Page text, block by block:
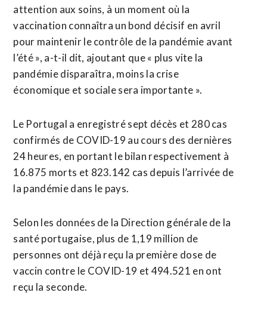
attention aux soins, à un moment où la
vaccination connaîtra un bond décisif en avril
pour maintenir le contrôle de la pandémie avant
l’été », a-t-il dit, ajoutant que « plus vite la
pandémie disparaîtra, moins la crise
économique et sociale sera importante ».
Le Portugal a enregistré sept décès et 280 cas
confirmés de COVID-19 au cours des dernières
24 heures, en portant le bilan respectivement à
16.875 morts et 823.142 cas depuis l’arrivée de
la pandémie dans le pays.
Selon les données de la Direction générale de la
santé portugaise, plus de 1,19 million de
personnes ont déjà reçu la première dose de
vaccin contre le COVID-19 et 494.521 en ont
reçu la seconde.